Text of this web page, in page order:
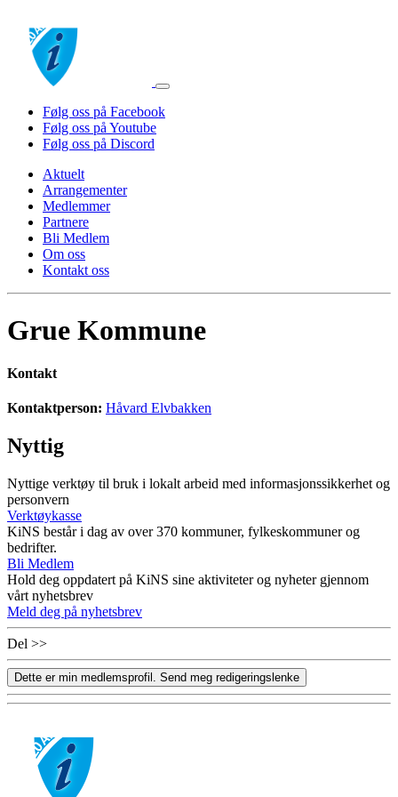
Følg oss på Facebook
Følg oss på Youtube
Følg oss på Discord
Aktuelt
Arrangementer
Medlemmer
Partnere
Bli Medlem
Om oss
Kontakt oss
Grue Kommune
Kontakt
Kontaktperson: Håvard Elvbakken
Nyttig
Nyttige verktøy til bruk i lokalt arbeid med informasjonssikkerhet og
personvern
Verktøykasse
KiNS består i dag av over 370 kommuner, fylkeskommuner og
bedrifter.
Bli Medlem
Hold deg oppdatert på KiNS sine aktiviteter og nyheter gjennom
vårt nyhetsbrev
Meld deg på nyhetsbrev
Del >>
Dette er min medlemsprofil. Send meg redigeringslenke